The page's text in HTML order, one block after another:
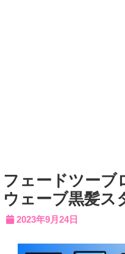
フェードツーブ
ウェーブ黒髪ス
2023年9月24日